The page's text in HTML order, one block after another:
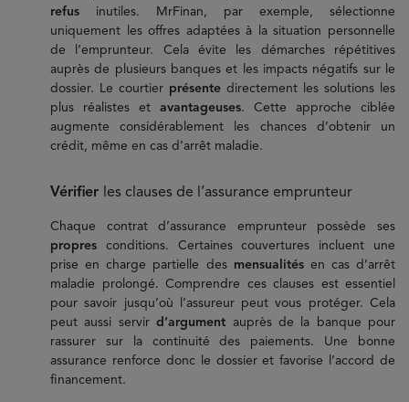
refus inutiles. MrFinan, par exemple, sélectionne
uniquement les offres adaptées à la situation personnelle
de l’emprunteur. Cela évite les démarches répétitives
auprès de plusieurs banques et les impacts négatifs sur le
dossier. Le courtier présente directement les solutions les
plus réalistes et avantageuses. Cette approche ciblée
augmente considérablement les chances d’obtenir un
crédit, même en cas d’arrêt maladie.
Vérifier les clauses de l’assurance emprunteur
Chaque contrat d’assurance emprunteur possède ses
propres conditions. Certaines couvertures incluent une
prise en charge partielle des mensualités en cas d’arrêt
maladie prolongé. Comprendre ces clauses est essentiel
pour savoir jusqu’où l’assureur peut vous protéger. Cela
peut aussi servird’argument auprès de la banque pour
rassurer sur la continuité des paiements. Une bonne
assurance renforce donc le dossier et favorise l’accord de
financement.